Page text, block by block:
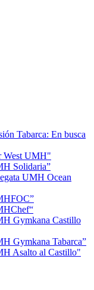
Tabarca: En busca
West UMH"
Solidaria”
UMH Ocean
Gymkana Castillo
Gymkana Tabarca”
Asalto al Castillo"